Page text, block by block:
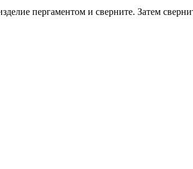
пергаментом и сверните. Затем